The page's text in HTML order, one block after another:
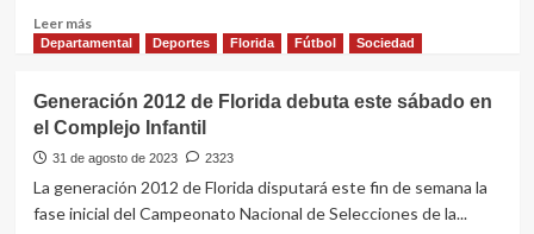
la
realidad
a
la
Leer másLeer
más
Grande
inaugurará
una
plaza
la
Departamental Deportes Florida Fútbol Sociedad
Generación 2012 de Florida debuta este sábado en
el Complejo Infantil
31 de agosto de 2023 2323
La generación 2012 de Florida disputará este fin de semana la
fase inicial del Campeonato Nacional de Selecciones de la...